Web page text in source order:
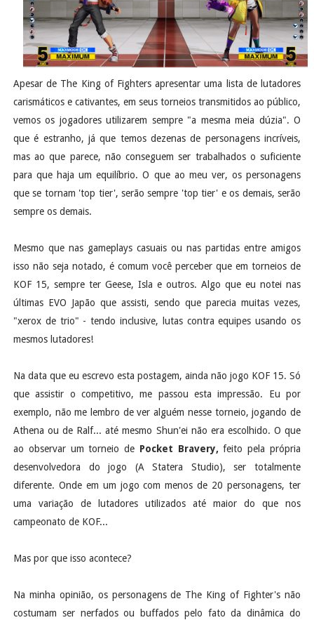
Apesar de The King of Fighters apresentar uma lista de lutadores
carismáticos e cativantes, em seus torneios transmitidos ao público,
vemos os jogadores utilizarem sempre "a mesma meia dúzia". O
que é estranho, já que temos dezenas de personagens incríveis,
mas ao que parece, não conseguem ser trabalhados o suficiente
para que haja um equilíbrio. O que ao meu ver, os personagens
que se tornam 'top tier', serão sempre 'top tier' e os demais, serão
sempre os demais.
Mesmo que nas gameplays casuais ou nas partidas entre amigos
isso não seja notado, é comum você perceber que em torneios de
KOF 15, sempre ter Geese, Isla e outros. Algo que eu notei nas
últimas EVO Japão que assisti, sendo que parecia muitas vezes,
"xerox de trio" - tendo inclusive, lutas contra equipes usando os
mesmos lutadores!
Na data que eu escrevo esta postagem, ainda não jogo KOF 15. Só
que assistir o competitivo, me passou esta impressão. Eu por
exemplo, não me lembro de ver alguém nesse torneio, jogando de
Athena ou de Ralf... até mesmo Shun'ei não era escolhido. O que
ao observar um torneio de Pocket Bravery, feito pela própria
desenvolvedora do jogo (A Statera Studio), ser totalmente
diferente. Onde em um jogo com menos de 20 personagens, ter
uma variação de lutadores utilizados até maior do que nos
campeonato de KOF...
Mas por que isso acontece?
Na minha opinião, os personagens de The King of Fighter's não
costumam ser nerfados ou buffados pelo fato da dinâmica do